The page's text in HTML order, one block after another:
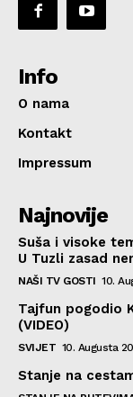
Info
O nama
Kontakt
Impressum
Najnovije
Suša i visoke
U Tuzli zasad
NAŠI TV GOSTI 10.
Tajfun pogodio
(VIDEO)
SVIJET 10. Augusta
Stanje na